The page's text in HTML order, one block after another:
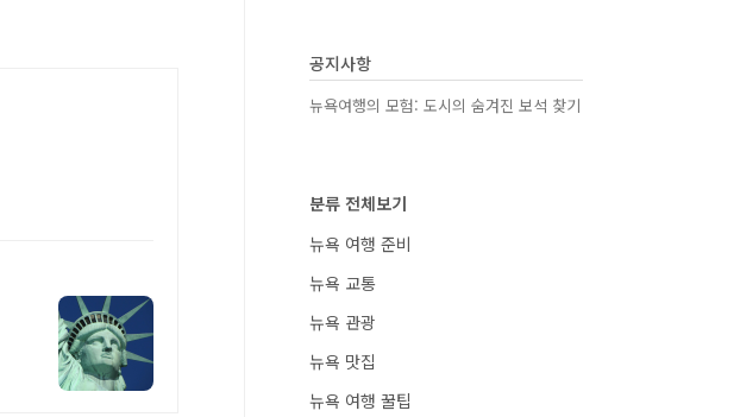
공지사항
뉴욕여행의 모험: 도시의 숨겨진 보석 찾기
분류 전체보기
뉴욕 여행 준비
뉴욕 교통
뉴욕 관광
뉴욕 맛집
뉴욕 여행 꿀팁